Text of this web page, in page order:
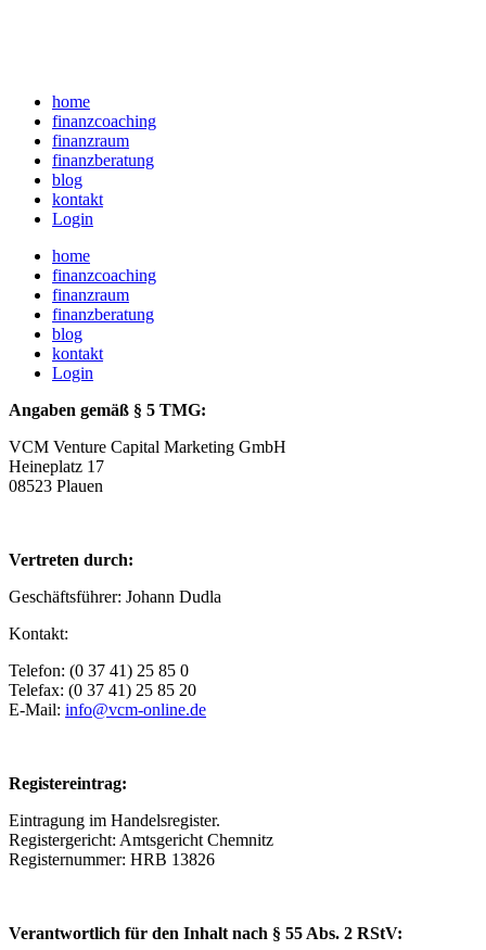
home
finanzcoaching
finanzraum
finanzberatung
blog
kontakt
Login
home
finanzcoaching
finanzraum
finanzberatung
blog
kontakt
Login
Angaben gemäß § 5 TMG:
VCM Venture Capital Marketing GmbH
Heineplatz 17
08523 Plauen
Vertreten durch:
Geschäftsführer: Johann Dudla
Kontakt:
Telefon: (0 37 41) 25 85 0
Telefax: (0 37 41) 25 85 20
E-Mail: info@vcm-online.de
Registereintrag:
Eintragung im Handelsregister.
Registergericht: Amtsgericht Chemnitz
Registernummer: HRB 13826
Verantwortlich für den Inhalt nach § 55 Abs. 2 RStV: